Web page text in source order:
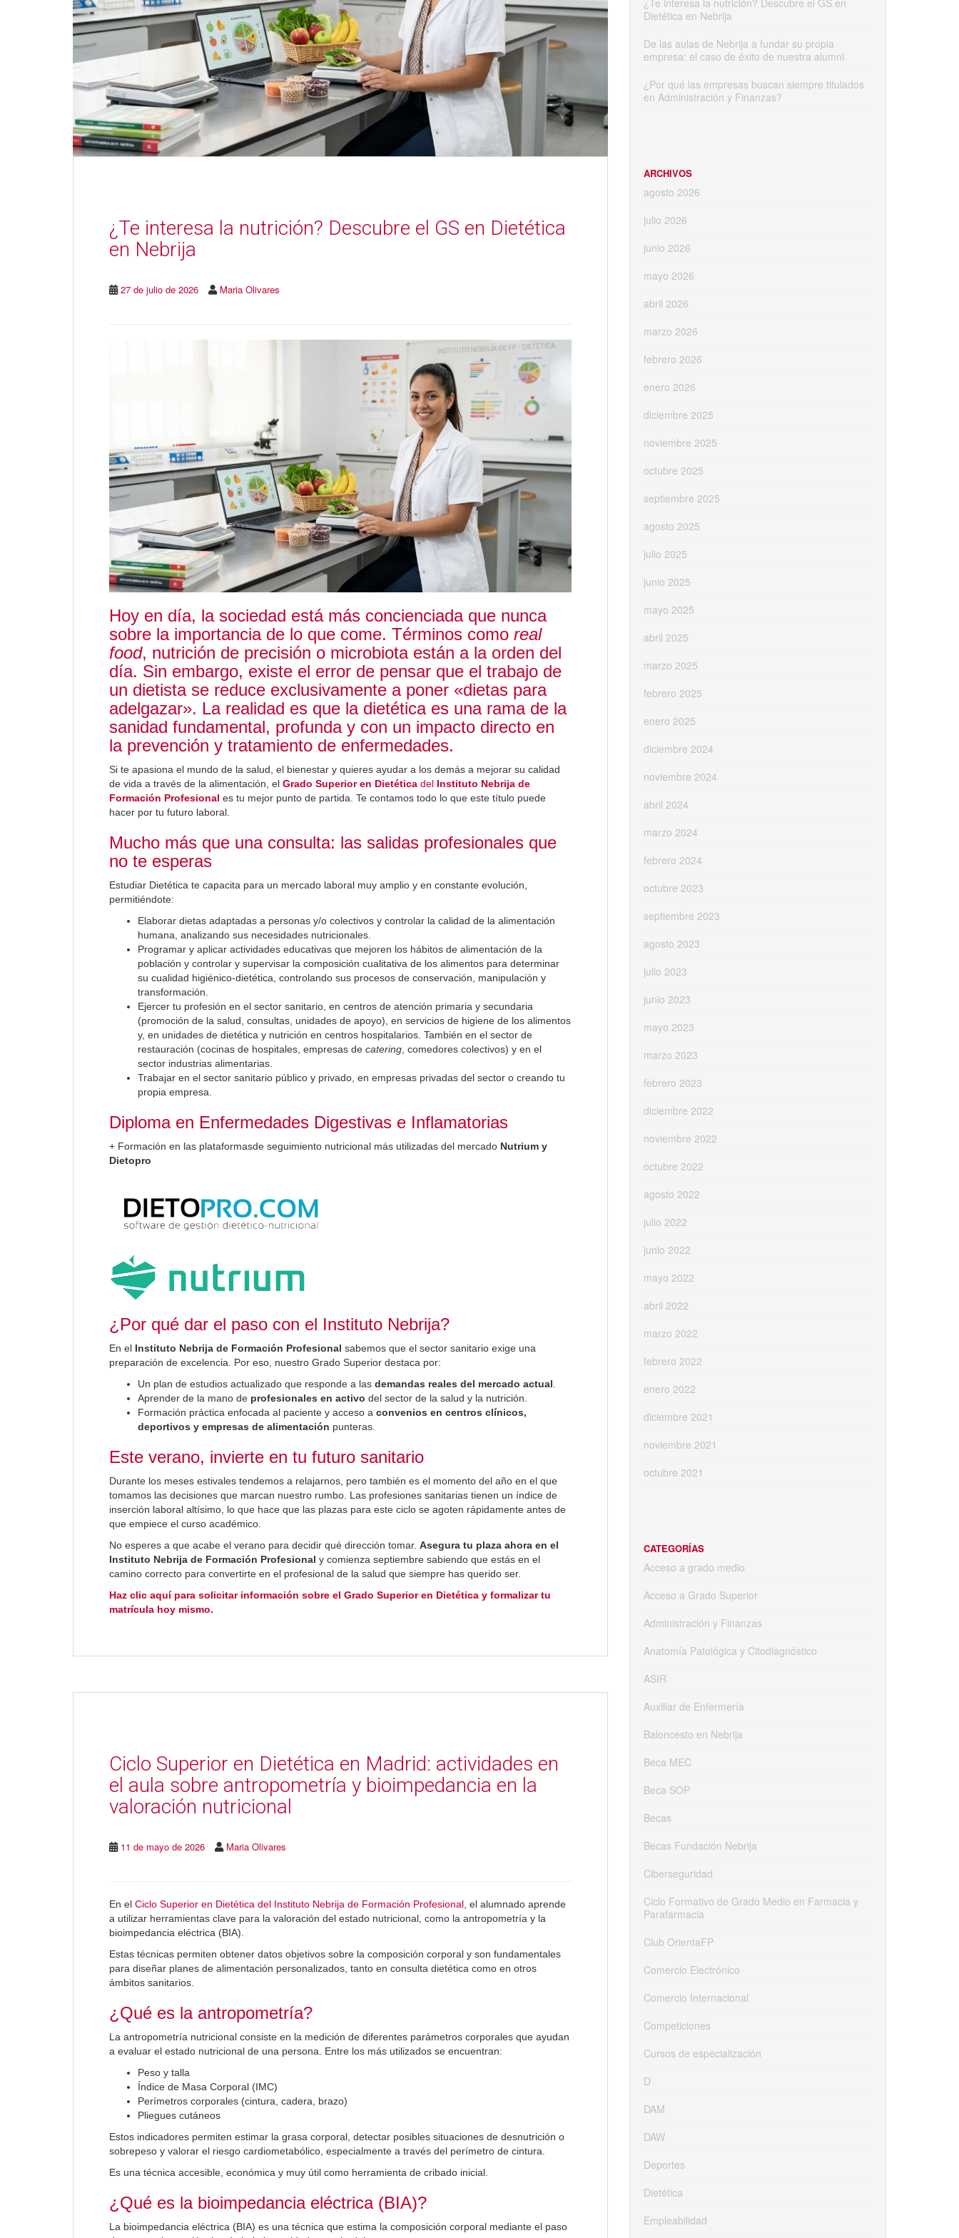
¿Te interesa la nutrición? Descubre el GS en Dietética
en Nebrija
27 de julio de 2026 Maria Olivares
Hoy en día, la sociedad está más concienciada que nunca
sobre la importancia de lo que come. Términos como real
food, nutrición de precisión o microbiota están a la orden del
día. Sin embargo, existe el error de pensar que el trabajo de
un dietista se reduce exclusivamente a poner «dietas para
adelgazar». La realidad es que la dietética es una rama de la
sanidad fundamental, profunda y con un impacto directo en
la prevención y tratamiento de enfermedades.
Si te apasiona el mundo de la salud, el bienestar y quieres ayudar a los demás a mejorar su calidad
de vida a través de la alimentación, el Grado Superior en Dietética del Instituto Nebrija de
Formación Profesional es tu mejor punto de partida. Te contamos todo lo que este título puede
hacer por tu futuro laboral.
Mucho más que una consulta: las salidas profesionales que
no te esperas
Estudiar Dietética te capacita para un mercado laboral muy amplio y en constante evolución,
permitiéndote:
Elaborar dietas adaptadas a personas y/o colectivos y controlar la calidad de la alimentación
humana, analizando sus necesidades nutricionales.
Programar y aplicar actividades educativas que mejoren los hábitos de alimentación de la
población y controlar y supervisar la composición cualitativa de los alimentos para determinar
su cualidad higiénico-dietética, controlando sus procesos de conservación, manipulación y
transformación.
Ejercer tu profesión en el sector sanitario, en centros de atención primaria y secundaria
(promoción de la salud, consultas, unidades de apoyo), en servicios de higiene de los alimentos
y, en unidades de dietética y nutrición en centros hospitalarios. También en el sector de
restauración (cocinas de hospitales, empresas de catering , comedores colectivos) y en el
sector industrias alimentarias.
Trabajar en el sector sanitario público y privado, en empresas privadas del sector o creando tu
propia empresa.
Diploma en Enfermedades Digestivas e Inflamatorias
+ Formación en las plataformasde seguimiento nutricional más utilizadas del mercado Nutrium y
Dietopro
¿Por qué dar el paso con el Instituto Nebrija?
En el Instituto Nebrija de Formación Profesional sabemos que el sector sanitario exige una
preparación de excelencia. Por eso, nuestro Grado Superior destaca por:
Un plan de estudios actualizado que responde a las demandas reales del mercado actual
Aprender de la mano de profesionales en activo del sector de la salud y la nutrición.
Formación práctica enfocada al paciente y acceso a convenios en centros clínicos,
deportivos y empresas de alimentación punteras.
Este verano, invierte en tu futuro sanitario
Durante los meses estivales tendemos a relajarnos, pero también es el momento del año en el que
tomamos las decisiones que marcan nuestro rumbo. Las profesiones sanitarias tienen un índice de
inserción laboral altísimo, lo que hace que las plazas para este ciclo se agoten rápidamente antes de
que empiece el curso académico.
No esperes a que acabe el verano para decidir qué dirección tomar. Asegura tu plaza ahora en el
Instituto Nebrija de Formación Profesional y comienza septiembre sabiendo que estás en el
camino correcto para convertirte en el profesional de la salud que siempre has querido ser.
Haz clic aquí para solicitar información sobre el Grado Superior en Dietética y formalizar tu
matrícula hoy mismo.
Ciclo Superior en Dietética en Madrid: actividades en
el aula sobre antropometría y bioimpedancia en la
valoración nutricional
11 de mayo de 2026 Maria Olivares
En el Ciclo Superior en Dietética del Instituto Nebrija de Formación Profesional , el alumnado aprende
a utilizar herramientas clave para la valoración del estado nutricional, como la antropometría y la
bioimpedancia eléctrica (BIA).
Estas técnicas permiten obtener datos objetivos sobre la composición corporal y son fundamentales
para diseñar planes de alimentación personalizados, tanto en consulta dietética como en otros
ámbitos sanitarios.
¿Qué es la antropometría?
La antropometría nutricional consiste en la medición de diferentes parámetros corporales que ayudan
a evaluar el estado nutricional de una persona. Entre los más utilizados se encuentran:
Peso y talla
Índice de Masa Corporal (IMC)
Perímetros corporales (cintura, cadera, brazo)
Pliegues cutáneos
Estos indicadores permiten estimar la grasa corporal, detectar posibles situaciones de desnutrición o
sobrepeso y valorar el riesgo cardiometabólico, especialmente a través del perímetro de cintura.
Es una técnica accesible, económica y muy útil como herramienta de cribado inicial.
¿Qué es la bioimpedancia eléctrica (BIA)?
La bioimpedancia eléctrica (BIA) es una técnica que estima la composición corporal mediante el paso
Dietética en Nebrija
De las aulas de Nebrija a fundar su propia
empresa: el caso de éxito de nuestra alumni
¿Por qué las empresas buscan siempre titulados
en Administración y Finanzas?
ARCHIVOS
agosto 2026
julio 2026
junio 2026
mayo 2026
abril 2026
marzo 2026
febrero 2026
enero 2026
diciembre 2025
noviembre 2025
octubre 2025
septiembre 2025
agosto 2025
julio 2025
junio 2025
mayo 2025
abril 2025
marzo 2025
febrero 2025
enero 2025
diciembre 2024
noviembre 2024
abril 2024
marzo 2024
febrero 2024
octubre 2023
septiembre 2023
agosto 2023
julio 2023
junio 2023
mayo 2023
marzo 2023
febrero 2023
diciembre 2022
noviembre 2022
octubre 2022
agosto 2022
julio 2022
junio 2022
mayo 2022
abril 2022
marzo 2022
febrero 2022
enero 2022
diciembre 2021
noviembre 2021
octubre 2021
CATEGORÍAS
Acceso a grado medio
Acceso a Grado Superior
Administración y Finanzas
Anatomía Patológica y Citodiagnóstico
ASIR
Auxiliar de Enfermería
Baloncesto en Nebrija
Beca MEC
Beca SOP
Becas
Becas Fundación Nebrija
Ciberseguridad
Ciclo Formativo de Grado Medio en Farmacia y
Parafarmacia
Club OrientaFP
Comercio Electrónico
Comercio Internacional
Competiciones
Cursos de especialización
D
DAM
DAW
Deportes
Dietética
Empleabilidad